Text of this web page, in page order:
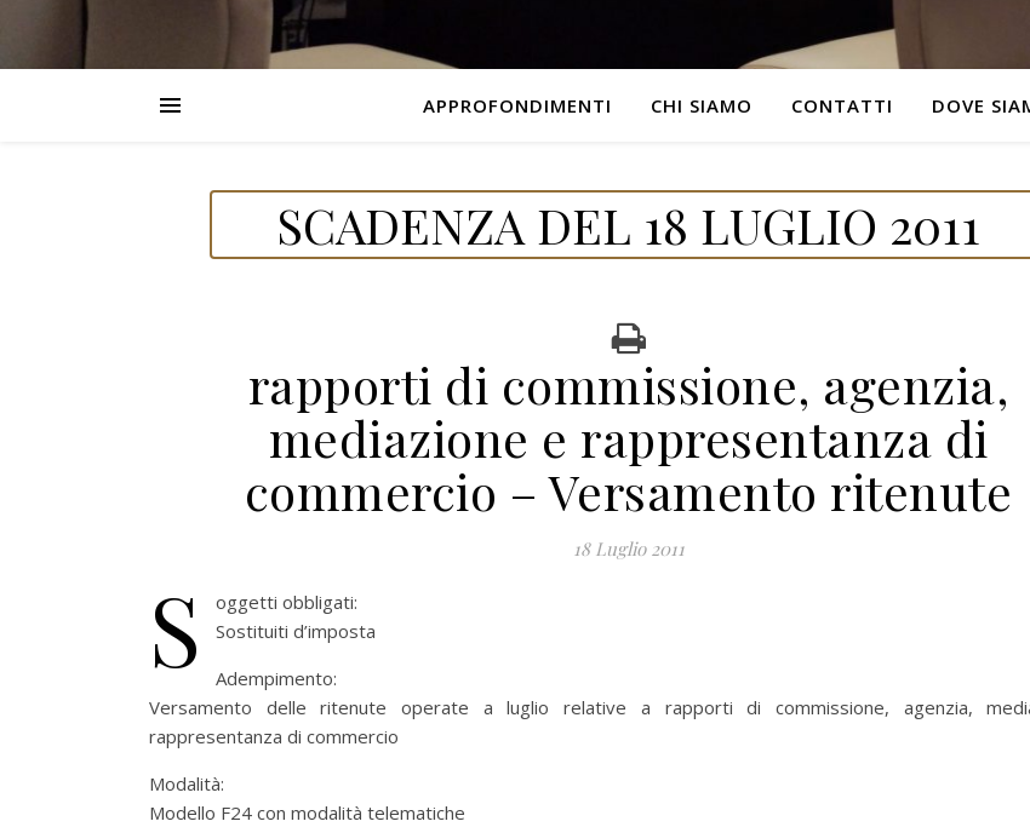
APPROFONDIMENTI CHI SIAMO CONTATTI DOVE
SCADENZA DEL 18 LUGLIO 2011
rapporti di commissione, agenzia,
mediazione e rappresentanza di
commercio – Versamento ritenute
18 Luglio 2011
S
oggetti obbligati:
Sostituiti d’imposta
Adempimento:
Versamento delle ritenute operate a luglio relative a rapporti di commissione, agenzia,
rappresentanza di commercio
Modalità:
Modello F24 con modalità telematiche